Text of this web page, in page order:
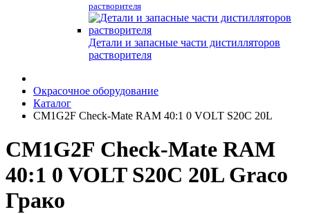
растворителя
Детали и запасные части дистилляторов
растворителя
Окрасочное оборудование
Каталог
CM1G2F Check-Mate RAM 40:1 0 VOLT S20C 20L
CM1G2F Check-Mate RAM
40:1 0 VOLT S20C 20L Graco
Грако